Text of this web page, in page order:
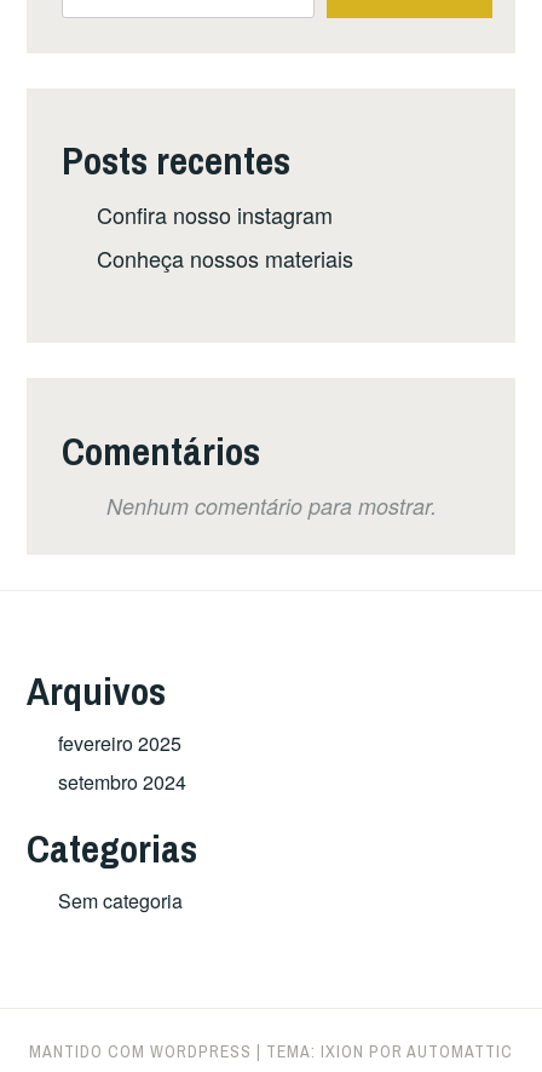
Posts recentes
Confira nosso instagram
Conheça nossos materiais
Comentários
Nenhum comentário para mostrar.
Arquivos
fevereiro 2025
setembro 2024
Categorias
Sem categoria
MANTIDO COM WORDPRESS | TEMA: IXION POR AUTOMATTIC